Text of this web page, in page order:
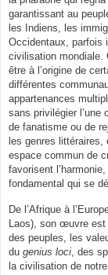
garantissant au
les Indiens, les
Occidentaux, parfois
civilisation mondiale.
être à l’origine de
différentes
appartenances
sans privilégier l’une
de fanatisme ou de
les genres
espace commun de
favorisent
fondamental qui se
De l’Afrique à
Laos), son œuvre
des peuples, les
du genius loci , des
la civilisation de